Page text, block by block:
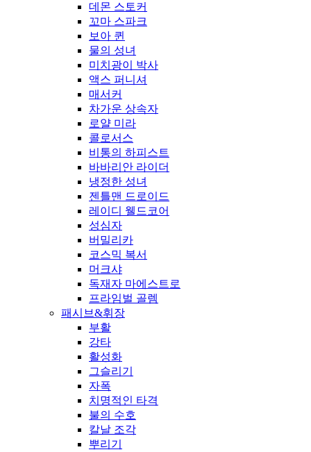
데몬 스토커
꼬마 스파크
보아 퀸
물의 성녀
미치광이 박사
액스 퍼니셔
매서커
차가운 상속자
로얄 미라
콜로서스
비통의 하피스트
바바리안 라이더
냉정한 성녀
젠틀맨 드로이드
레이디 웰드코어
성심자
버밀리카
코스믹 복서
머크샤
독재자 마에스트로
프라임벌 골렘
패시브&휘장
부활
강타
활성화
그슬리기
자폭
치명적인 타격
불의 수호
칼날 조각
뿌리기